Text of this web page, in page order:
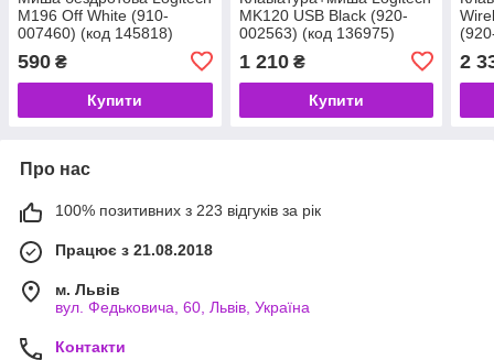
M196 Off White (910-
007460) (код 145818)
590 ₴
Купити
MK120 USB Black (920-
002563) (код 136975)
1 210₴
Купити
2
Про нас
100% позитивних з 223 відгуків за рік
Працює з 21.08.2018
м. Львів
вул. Федьковича, 60, Львів, Україна
Контакти